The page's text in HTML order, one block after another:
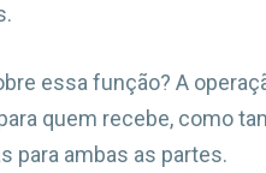
essa função? A
quem recebe, como
para ambas as partes.